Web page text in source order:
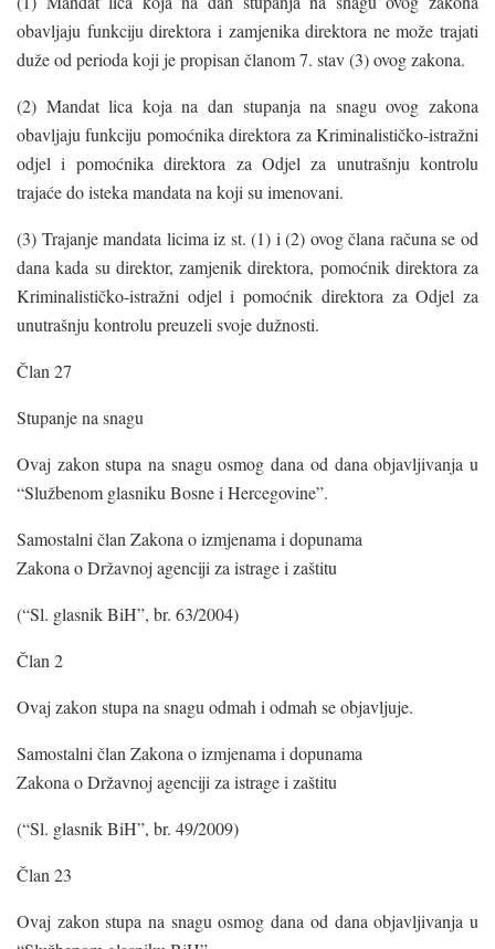
obavljaju funkciju direktora i zamjenika direktora ne može trajati
duže od perioda koji je propisan članom 7. stav (3) ovog zakona.
(2) Mandat lica koja na dan stupanja na snagu ovog zakona
obavljaju funkciju pomoćnika direktora za Kriminalističko-istražni
odjel i pomoćnika direktora za Odjel za unutrašnju kontrolu
trajaće do isteka mandata na koji su imenovani.
(3) Trajanje mandata licima iz st. (1) i (2) ovog člana računa se od
dana kada su direktor, zamjenik direktora, pomoćnik direktora za
Kriminalističko-istražni odjel i pomoćnik direktora za Odjel za
unutrašnju kontrolu preuzeli svoje dužnosti.
Član 27
Stupanje na snagu
Ovaj zakon stupa na snagu osmog dana od dana objavljivanja u
“Službenom glasniku Bosne i Hercegovine”.
Samostalni član Zakona o izmjenama i dopunama
Zakona o Državnoj agenciji za istrage i zaštitu
(“Sl. glasnik BiH”, br. 63/2004)
Član 2
Ovaj zakon stupa na snagu odmah i odmah se objavljuje.
Samostalni član Zakona o izmjenama i dopunama
Zakona o Državnoj agenciji za istrage i zaštitu
(“Sl. glasnik BiH”, br. 49/2009)
Član 23
Ovaj zakon stupa na snagu osmog dana od dana objavljivanja u